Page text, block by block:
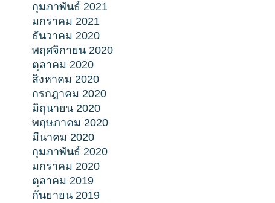
กุมภาพันธ์ 2021
มกราคม 2021
ธันวาคม 2020
พฤศจิกายน 2020
ตุลาคม 2020
สิงหาคม 2020
กรกฎาคม 2020
มิถุนายน 2020
พฤษภาคม 2020
มีนาคม 2020
กุมภาพันธ์ 2020
มกราคม 2020
ตุลาคม 2019
กันยายน 2019